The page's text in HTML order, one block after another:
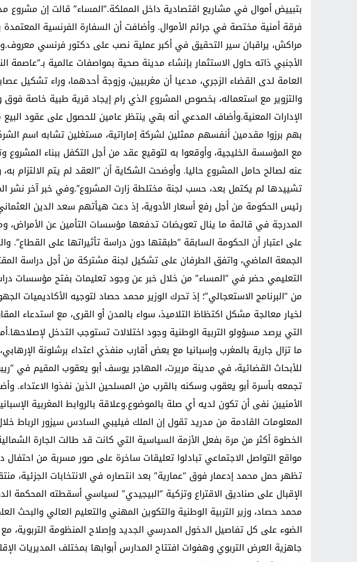
فرقة أمنية مختصة في جرائم الأموال. وأضافت أن السفارة الفرنسية المعتمدة
مراكش، يراقبان سير التحقيق في أكبر عملية نصب على دكتور فرنسي
الأجنبي ذاته حاول الاستثمار بإنشاء مدينة صحية بمواصفات عالمية بـ”عاصمة
العامة لدى القضاء الزجري، مدعيا أن مغربيين، وزوجة أحدهما، وراء تشكيل
والتزوير مع استعماله، بخصوص المشروع الذي رام إيجاد قرية طبية خاصة فوق
الإدارات المعنية.وأضاف المدعي أنه بقي ينتظر عامين للحصول على عقود
بهم برزوا مقدمين أنفسهم ممثلين لشركة إماراتية، مستغلين تشابه اسم
عنه لصالح حامل المشروع حاليا. وأوضحت الشكاية أن “العقد لم يتم الالتزام
تشييدها لم يكتمل بعد، حسب لجنة مختلطة زارت المشروع”.وفي خبر آخر نشر
رئيس الحكومة من أجل رفع أسعار الأدوية، إذ دعت هيأتهم سعد الدين
المدرجة في قائمة ما ينال تعويضات تدفعها مؤسسات التأمين عن الأمراض،
على اعتبار أن الحكومة السابقة “طبقتها دون دراسة تأثيراتها على القطاع”.
الجمعة الماضي، واتفق الطرفان على تشكيل لجنة مشتركة من أجل دراسة
التعليمي حضر في “المساء” من خلال خبر عن وجود تعليمات بفتح مؤسسات
من “البرنامج الاستعجالي”؛ إذ تحرك الوزير محمد حصاد لتوجيه الأكاديميات
لخيار معالجة مشكل اكتظاظ التلاميذ، سواء بالمدن أو القرى، مع استدعاء
التي يرصد مسؤولو التربية الوطنية وجود اختلالات تستوجب التدخل
ما تزال جارية بالمغرب وإسبانيا مع بعض أقارب منفذي اعتداء برشلونة
للأبحاث القضائية، في مدينة مريرت، المهاجر يوسف أبو يعقوب المقيم في
تجمعه بأسرة أبو يعقوب وسكنه بالقرب من المسلحين الذين نفذوا الاعتداء.
الأمنيين نفى أن تكون لديه أي صلة بالموضوع.وعلاقة بالروابط المغربية
المعلومات القادمة من مدريد تقول إن الملك فيليبي السادس سيزور الرباط
الخطوة أكثر من مرة بفعل الأزمة السياسية التي كانت قد طالت الجارة
مواقع التواصل الاجتماعي تبادلوا تعليقات ساخرة على صور مسربة من احتفال
تظهر حمل محمد إدعمار فوق “عمارية” بعد انتصاره في الانتخابات الجزئية،
الإقبال على صناديق الاقتراع وتزكية “البيجيدي” لسياسي أسقطته المحكمة
محمد حصاد، وزير التربية الوطنية والتكوين المهني والتعليم العالي والبحث
الضوء على كل تفاصيل الدخول المدرسي الجديد وإصلاح المنظومة التربوية،
جاهزية العرض التربوي وهفوات افتتاح المدارس أبوابها بمختلف المديريات